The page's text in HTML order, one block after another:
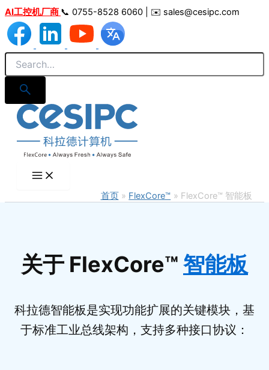
跳
至
内
容
AI工控机厂商 📞 0755-8528 6060 | ✉️ sales@cesipc.com
首页 FlexCore™ FlexCore™ 智能板
关于 FlexCore™ 智能板
科拉德智能板是实现功能扩展的关键模块，基
于标准工业总线架构，支持多种接口协议：